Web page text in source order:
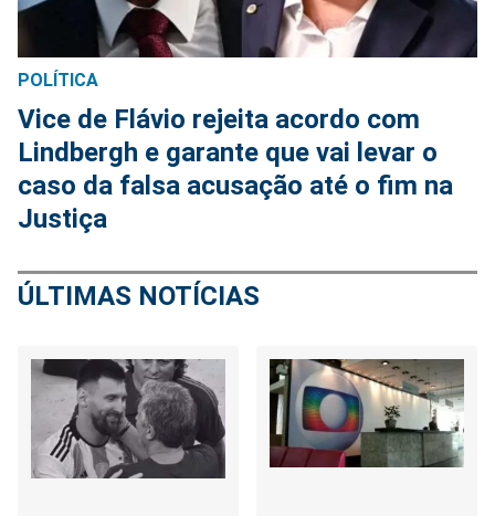
POLÍTICA
Vice de Flávio rejeita acordo com
Lindbergh e garante que vai levar o
caso da falsa acusação até o fim na
Justiça
ÚLTIMAS NOTÍCIAS